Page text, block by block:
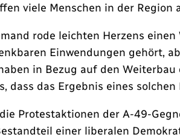
viele Menschen in der
rode leichten Herzens
Einwendungen gehört,
in Bezug auf den
dass das Ergebnis eines
Protestaktionen der A-49-
einer liberalen